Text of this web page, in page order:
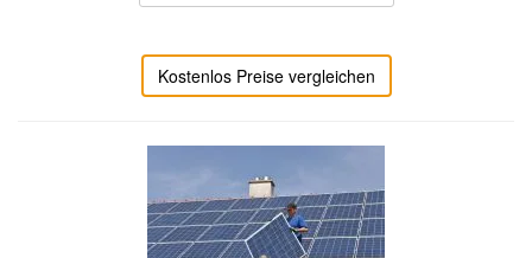
Kostenlos Preise vergleichen